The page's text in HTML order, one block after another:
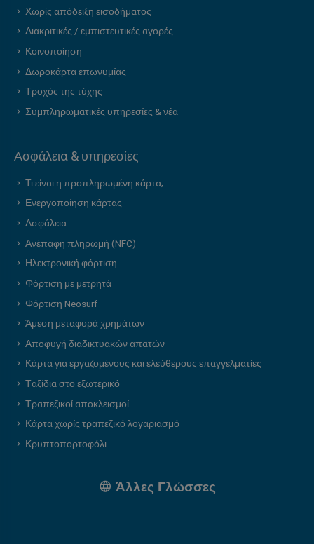
Χωρίς απόδειξη εισοδήματος
Διακριτικές / εμπιστευτικές αγορές
Κοινοποίηση
Δωροκάρτα επωνυμίας
Τροχός της τύχης
Συμπληρωματικές υπηρεσίες & νέα
Ασφάλεια & υπηρεσίες
Τι είναι η προπληρωμένη κάρτα;
Ενεργοποίηση κάρτας
Ασφάλεια
Ανέπαφη πληρωμή (NFC)
Ηλεκτρονική φόρτιση
Φόρτιση με μετρητά
Φόρτιση Neosurf
Άμεση μεταφορά χρημάτων
Αποφυγή διαδικτυακών απατών
Κάρτα για εργαζομένους και ελεύθερους επαγγελματίες
Ταξίδια στο εξωτερικό
Τραπεζικοί αποκλεισμοί
Κάρτα χωρίς τραπεζικό λογαριασμό
Κρυπτοπορτοφόλι
Άλλες Γλώσσες